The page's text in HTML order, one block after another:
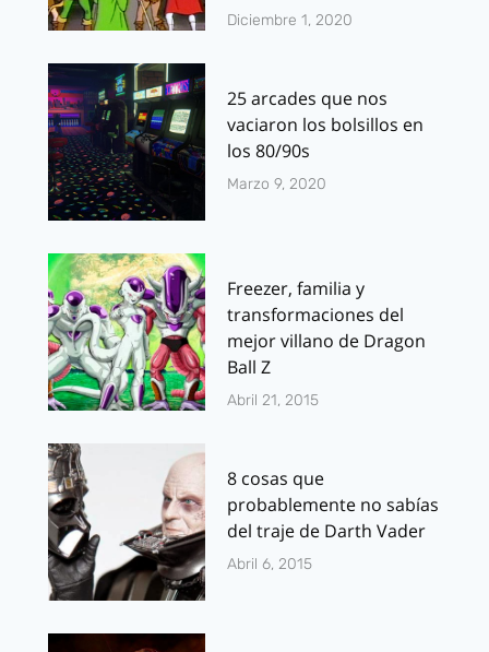
Diciembre 1, 2020
25 arcades que nos
vaciaron los bolsillos en
los 80/90s
Marzo 9, 2020
Freezer, familia y
transformaciones del
mejor villano de Dragon
Ball Z
Abril 21, 2015
8 cosas que
probablemente no sabías
del traje de Darth Vader
Abril 6, 2015